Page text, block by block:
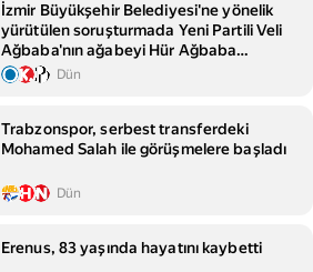
İzmir Büyükşehir Belediyesi'ne yönelik
yürütülen soruşturmada Yeni Partili Veli
Ağbaba'nın ağabeyi Hür Ağbaba
gözaltına alındı
Dün
Trabzonspor, serbest transferdeki
Mohamed Salah ile görüşmelere başladı
Dün
Erenus, 83 yaşında hayatını kaybetti